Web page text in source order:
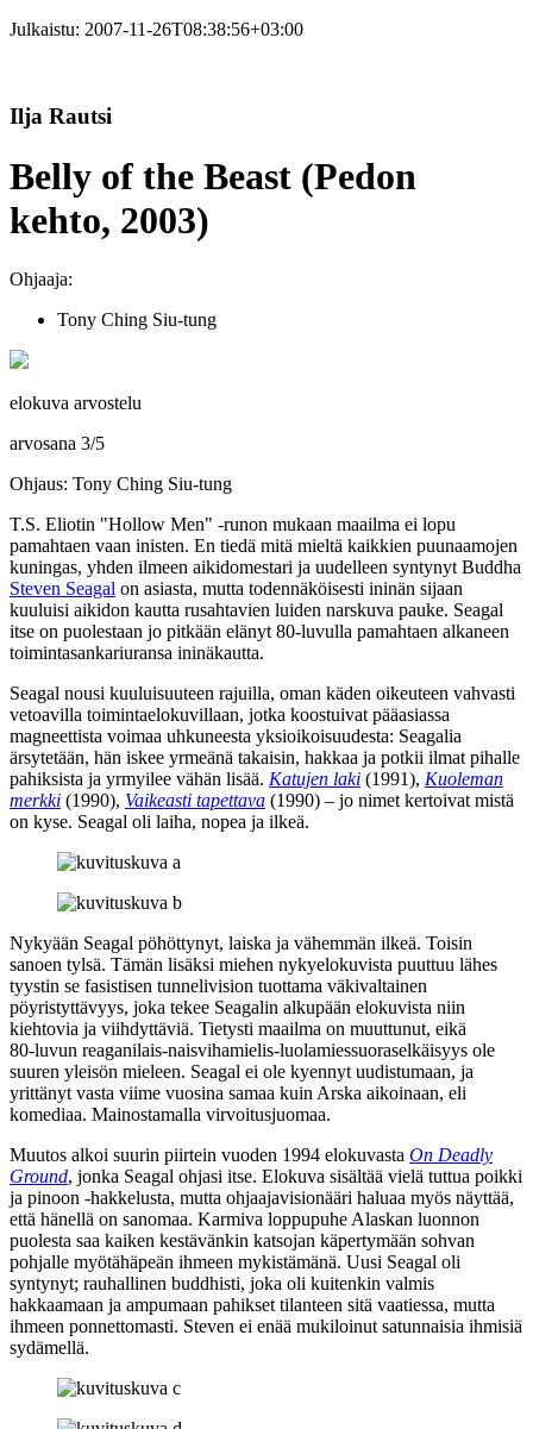
Julkaistu: 2007-11-26T08:38:56+03:00
Ilja Rautsi
Belly of the Beast (Pedon
kehto, 2003)
Ohjaaja:
Tony Ching Siu-tung
elokuva arvostelu
arvosana 3/5
Ohjaus: Tony Ching Siu-tung
T.S. Eliotin "Hollow Men" ‑runon mukaan maailma ei lopu
pamahtaen vaan inisten. En tiedä mitä mieltä kaikkien puunaamojen
kuningas, yhden ilmeen aikidomestari ja uudelleen syntynyt Buddha
Steven Seagal on asiasta, mutta todennäköisesti ininän sijaan
kuuluisi aikidon kautta rusahtavien luiden narskuva pauke. Seagal
itse on puolestaan jo pitkään elänyt 80‑luvulla pamahtaen alkaneen
toimintasankariuransa ininäkautta.
Seagal nousi kuuluisuuteen rajuilla, oman käden oikeuteen vahvasti
vetoavilla toimintaelokuvillaan, jotka koostuivat pääasiassa
magneettista voimaa uhkuneesta yksioikoisuudesta: Seagalia
ärsytetään, hän iskee yrmeänä takaisin, hakkaa ja potkii ilmat pihalle
pahiksista ja yrmyilee vähän lisää. Katujen laki (1991), Kuoleman
merkki (1990), Vaikeasti tapettava (1990) – jo nimet kertoivat mistä
on kyse. Seagal oli laiha, nopea ja ilkeä.
Nykyään Seagal pöhöttynyt, laiska ja vähemmän ilkeä. Toisin
sanoen tylsä. Tämän lisäksi miehen nykyelokuvista puuttuu lähes
tyystin se fasistisen tunnelivision tuottama väkivaltainen
pöyristyttävyys, joka tekee Seagalin alkupään elokuvista niin
kiehtovia ja viihdyttäviä. Tietysti maailma on muuttunut, eikä
80‑luvun reaganilais-naisvihamielis-luolamiessuoraselkäisyys ole
suuren yleisön mieleen. Seagal ei ole kyennyt uudistumaan, ja
yrittänyt vasta viime vuosina samaa kuin Arska aikoinaan, eli
komediaa. Mainostamalla virvoitusjuomaa.
Muutos alkoi suurin piirtein vuoden 1994 elokuvasta On Deadly
Ground, jonka Seagal ohjasi itse. Elokuva sisältää vielä tuttua poikki
ja pinoon ‑hakkelusta, mutta ohjaajavisionääri haluaa myös näyttää,
että hänellä on sanomaa. Karmiva loppupuhe Alaskan luonnon
puolesta saa kaiken kestävänkin katsojan käpertymään sohvan
pohjalle myötähäpeän ihmeen mykistämänä. Uusi Seagal oli
syntynyt; rauhallinen buddhisti, joka oli kuitenkin valmis
hakkaamaan ja ampumaan pahikset tilanteen sitä vaatiessa, mutta
ihmeen ponnettomasti. Steven ei enää mukiloinut satunnaisia ihmisiä
sydämellä.